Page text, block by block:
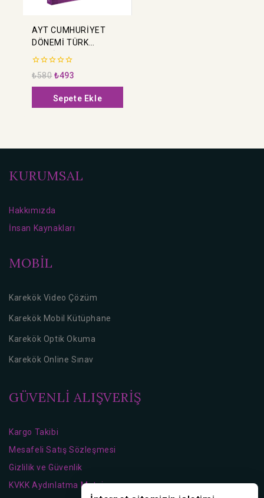
AYT CUMHURİYET
DÖNEMİ TÜRK
EDEBİYATI SORU
0
5
üzerinden
₺580 ₺493
Sepete Ekle
KURUMSAL
Hakkımızda
İnsan Kaynakları
MOBİL
Karekök Video Çözüm
Karekök Mobil Kütüphane
Karekök Optik Okuma
Karekök Online Sınav
GÜVENLİ ALIŞVERİŞ
Kargo Takibi
Mesafeli Satış Sözleşmesi
Gizlilik ve Güvenlik
KVKK Aydınlatma Metni